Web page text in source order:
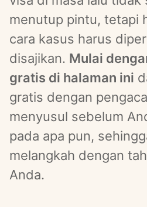
menutup pintu, tetapi
cara kasus harus
disajikan. Mulai
gratis di halaman ini
gratis dengan
menyusul sebelum
pada apa pun,
melangkah dengan
Anda.